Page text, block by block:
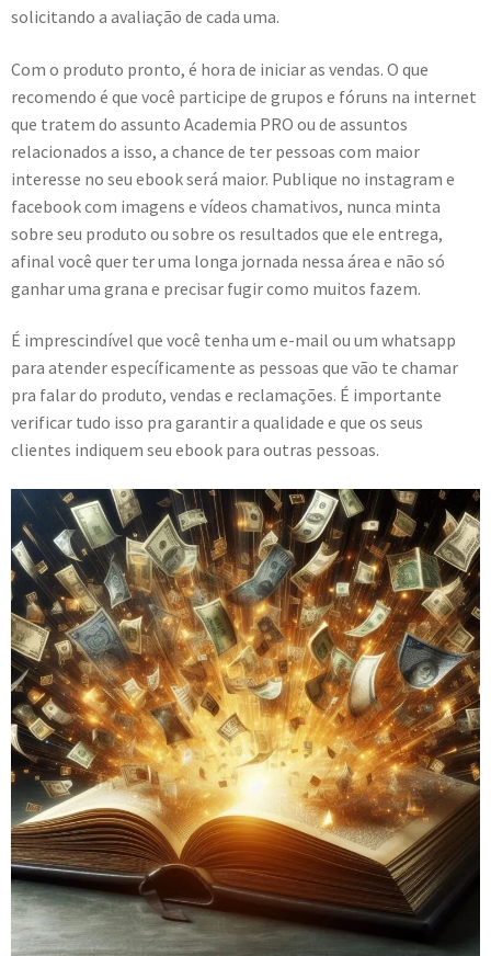
solicitando a avaliação de cada uma.
Com o produto pronto, é hora de iniciar as vendas. O que
recomendo é que você participe de grupos e fóruns na internet
que tratem do assunto Academia PRO ou de assuntos
relacionados a isso, a chance de ter pessoas com maior
interesse no seu ebook será maior. Publique no instagram e
facebook com imagens e vídeos chamativos, nunca minta
sobre seu produto ou sobre os resultados que ele entrega,
afinal você quer ter uma longa jornada nessa área e não só
ganhar uma grana e precisar fugir como muitos fazem.
É imprescindível que você tenha um e-mail ou um whatsapp
para atender específicamente as pessoas que vão te chamar
pra falar do produto, vendas e reclamações. É importante
verificar tudo isso pra garantir a qualidade e que os seus
clientes indiquem seu ebook para outras pessoas.